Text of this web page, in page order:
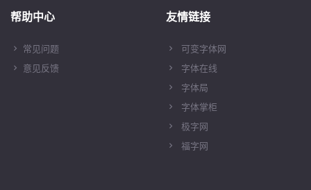
帮助中心
常见问题
意见反馈
友情链接
可变字体网
字体在线
字体局
字体掌柜
极字网
福字网